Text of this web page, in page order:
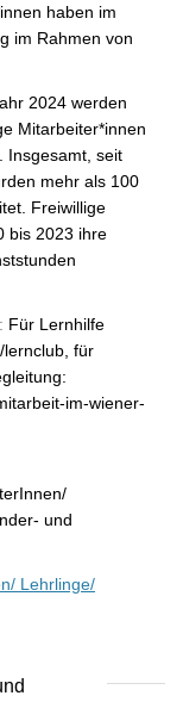
haben im
im Rahmen von
2024 werden
Mitarbeiter*innen
Insgesamt, seit
mehr als 100
Freiwillige
bis 2023 ihre
Für Lernhilfe
lernclub, für
im-wiener-
und
Lehrlinge/